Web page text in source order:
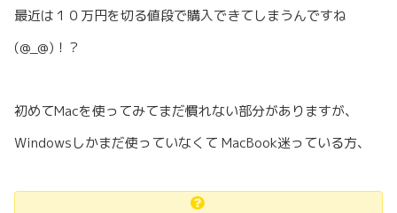
最近は１０万円を切る値段で購入できてしまうんですね
(@_@)！？
初めてMacを使ってみてまだ慣れない部分がありますが、
Windowsしかまだ使っていなくて MacBook迷っている方、